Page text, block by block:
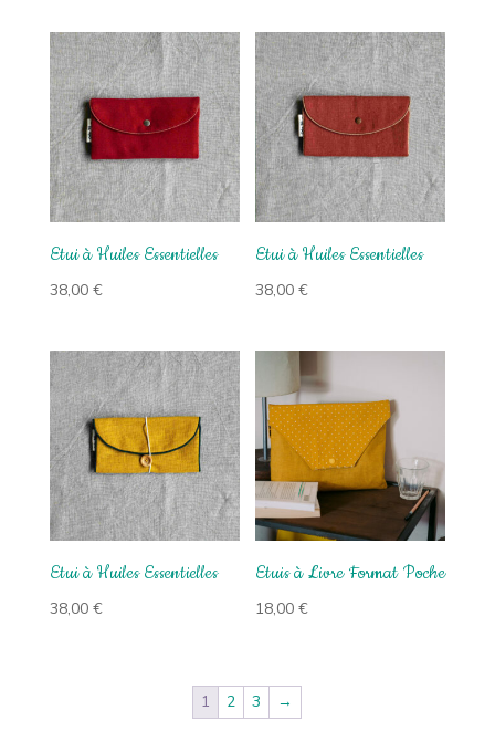
Etui à Huiles Essentielles
38,00 €
Etui à Huiles Essentielles
38,00€
Etui à Huiles Essentielles
38,00 €
Etuis à Livre Format Poche
18,00€
1 2 3 →